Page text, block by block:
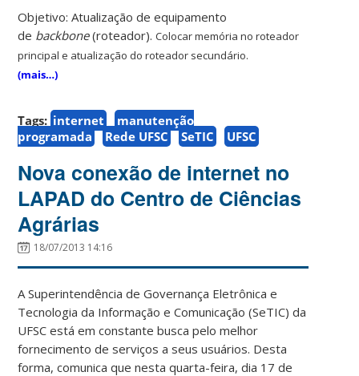
Objetivo: Atualização de equipamento
de backbone(roteador).Colocar memória no roteador
principal e atualização do roteador secundário.
(mais…)
Tags: internet
manutenção
programada
Rede UFSC SeTIC UFSC
Nova conexão de internet no
LAPAD do Centro de Ciências
Agrárias
18/07/2013 14:16
A Superintendência de Governança Eletrônica e
Tecnologia da Informação e Comunicação (SeTIC) da
UFSC está em constante busca pelo melhor
fornecimento de serviços a seus usuários. Desta
forma, comunica que nesta quarta-feira, dia 17 de